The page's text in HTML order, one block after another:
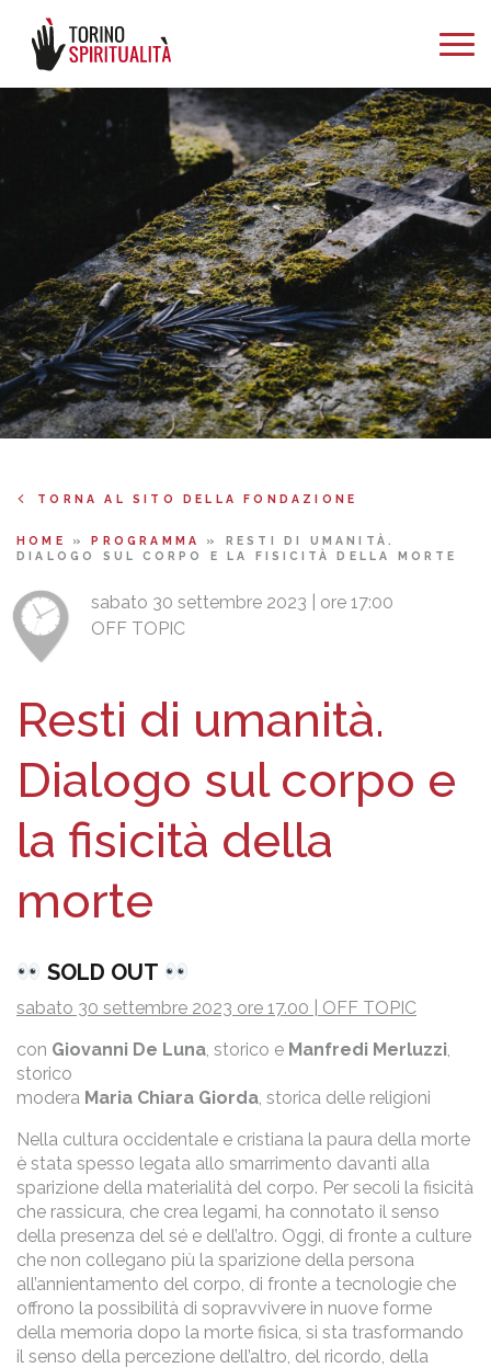
TORNA AL SITO DELLA FONDAZIONE
HOME »PROGRAMMA » RESTI DI UMANITÀ.
DIALOGO SUL CORPO E LA FISICITÀ DELLA MORTE
sabato 30 settembre 2023 | ore 17:00
OFF TOPIC
Resti di umanità.
Dialogo sul corpo e
la fisicità della
morte
SOLD OUT
sabato 30 settembre 2023 ore 17.00 | OFF TOPIC
con Giovanni De Luna , storico e Manfredi Merluzzi
storico
modera Maria Chiara Giorda , storica delle religioni
Nella cultura occidentale e cristiana la paura della morte
è stata spesso legata allo smarrimento davanti alla
sparizione della materialità del corpo. Per secoli la fisicità
che rassicura, che crea legami, ha connotato il senso
della presenza del sé e dell’altro. Oggi, di fronte a culture
che non collegano più la sparizione della persona
all’annientamento del corpo, di fronte a tecnologie che
offrono la possibilità di sopravvivere in nuove forme
della memoria dopo la morte fisica, si sta trasformando
il senso della percezione dell’altro, del ricordo, della